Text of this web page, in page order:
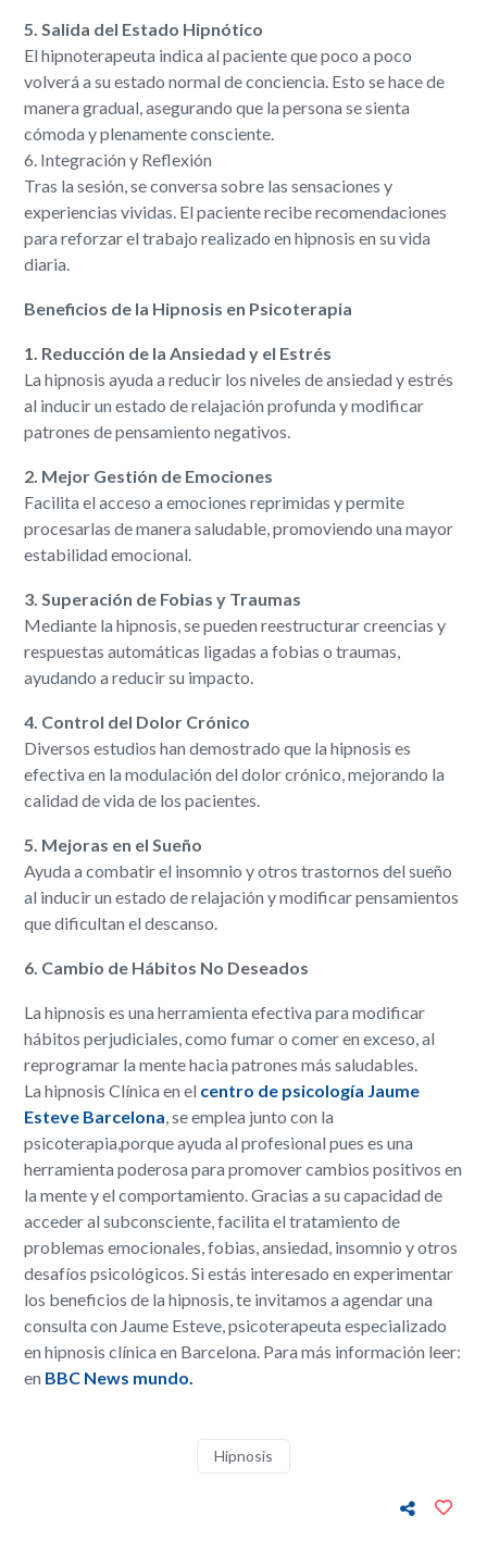
5. Salida del Estado Hipnótico
El hipnoterapeuta indica al paciente que poco a poco
volverá a su estado normal de conciencia. Esto se hace de
manera gradual, asegurando que la persona se sienta
cómoda y plenamente consciente.
6. Integración y Reflexión
Tras la sesión, se conversa sobre las sensaciones y
experiencias vividas. El paciente recibe recomendaciones
para reforzar el trabajo realizado en hipnosis en su vida
diaria.
Beneficios de la Hipnosis en Psicoterapia
1. Reducción de la Ansiedad y el Estrés
La hipnosis ayuda a reducir los niveles de ansiedad y estrés
al inducir un estado de relajación profunda y modificar
patrones de pensamiento negativos.
2. Mejor Gestión de Emociones
Facilita el acceso a emociones reprimidas y permite
procesarlas de manera saludable, promoviendo una mayor
estabilidad emocional.
3. Superación de Fobias y Traumas
Mediante la hipnosis, se pueden reestructurar creencias y
respuestas automáticas ligadas a fobias o traumas,
ayudando a reducir su impacto.
4. Control del Dolor Crónico
Diversos estudios han demostrado que la hipnosis es
efectiva en la modulación del dolor crónico, mejorando la
calidad de vida de los pacientes.
5. Mejoras en el Sueño
Ayuda a combatir el insomnio y otros trastornos del sueño
al inducir un estado de relajación y modificar pensamientos
que dificultan el descanso.
6. Cambio de Hábitos No Deseados
La hipnosis es una herramienta efectiva para modificar
hábitos perjudiciales, como fumar o comer en exceso, al
reprogramar la mente hacia patrones más saludables.
La hipnosis Clínica en el centro de psicología Jaume
Esteve Barcelona, se emplea junto con la
psicoterapia,porque ayuda al profesional pues es una
herramienta poderosa para promover cambios positivos en
la mente y el comportamiento. Gracias a su capacidad de
acceder al subconsciente, facilita el tratamiento de
problemas emocionales, fobias, ansiedad, insomnio y otros
desafíos psicológicos. Si estás interesado en experimentar
los beneficios de la hipnosis, te invitamos a agendar una
consulta con Jaume Esteve, psicoterapeuta especializado
en hipnosis clínica en Barcelona. Para más información leer:
en BBC News mundo.
Hipnosis